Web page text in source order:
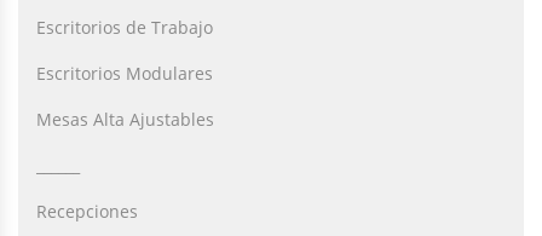
Escritorios de Trabajo
Escritorios Modulares
Mesas Alta Ajustables
Recepciones